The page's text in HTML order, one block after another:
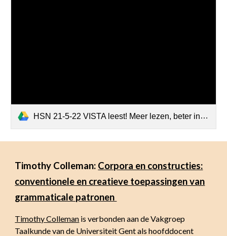
HSN 21-5-22 VISTA leest! Meer lezen, beter in taal in het mbo.pdf
Timothy Colleman: Corpora en constructies:
conventionele en creatieve toepassingen van
grammaticale patronen
Timothy Colleman is verbonden aan de Vakgroep
Taalkunde van de Universiteit Gent als hoofddocent